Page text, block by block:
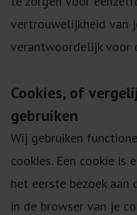
vertrouwelijkheid van
verantwoordelijk voor
Cookies, of
gebruiken
Wij gebruiken
cookies. Een cookie is
het eerste bezoek
in de browser van je